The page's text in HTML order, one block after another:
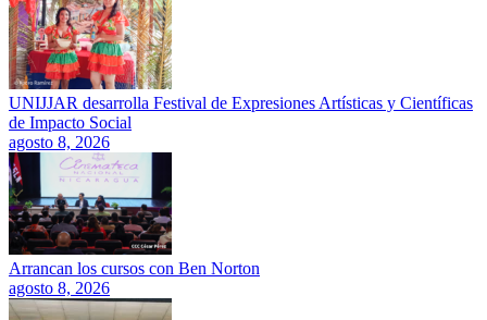
UNIJJAR desarrolla Festival de Expresiones Artísticas y Científicas
de Impacto Social
agosto 8, 2026
Arrancan los cursos con Ben Norton
agosto 8, 2026